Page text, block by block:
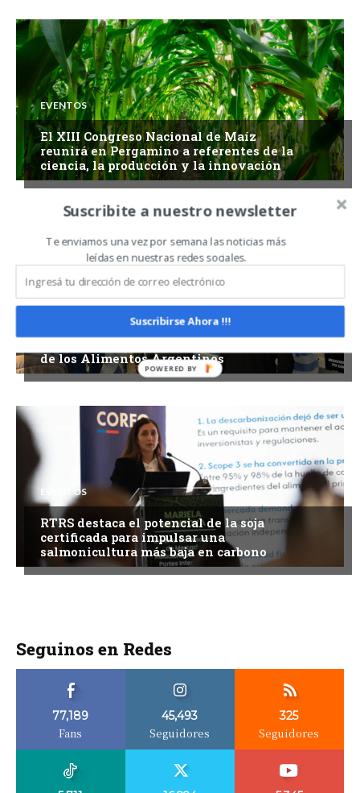
EVENTOS
El XIII Congreso Nacional de Maíz
reunirá en Pergamino a referentes de la
ciencia, la producción y la innovación
Caminos y Sabores impulsó la promoción
de los Alimentos Argentinos
EVENTOS
RTRS destaca el potencial de la soja
certificada para impulsar una
salmonicultura más baja en carbono
Seguinos en Redes
77,189
Fans
45,493
Seguidores
325
Seguidores
Suscribite a nuestro newsletter
Te enviamos una vez por semana las noticias más
leídas en nuestras redes sociales.
Suscribirse Ahora !!!